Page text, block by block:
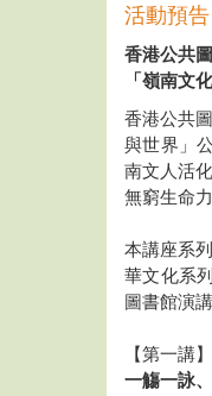
活動預
香港公共
「嶺南文
香港公共
與世界」
南文人活
無窮生命力
本講座系
華文化系
圖書館演
【第一講】
一觴一詠